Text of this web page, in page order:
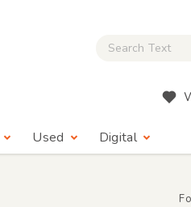
Close Search
Used Digital